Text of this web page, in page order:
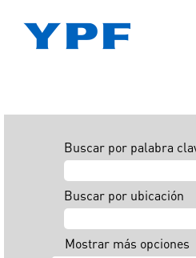
Buscar por palabra
Buscar por ubicación
Mostrar más opciones